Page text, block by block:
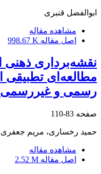
ابوالفضل قنبری
مشاهده مقاله
اصل مقاله 998.67 K
نقشه‌برداری
مطالعه‌ای تطبیقی
رسمی و
صفحه 83-110
حمید رخساری، مریم جعفری
مشاهده مقاله
اصل مقاله 2.52 M